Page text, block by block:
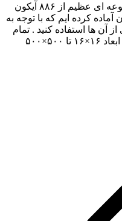
. در این پست از سایت پاتوق یو ، مجموعه ای عظیم از ۸۸۶ آیکون
کرده ایم که با توجه به
آن ها استفاده کنید . تمام
این آیکون ها با فرمت PNG و ICO در ابعاد ۱۶×۱۶ تا ۵۰۰×۵۰۰